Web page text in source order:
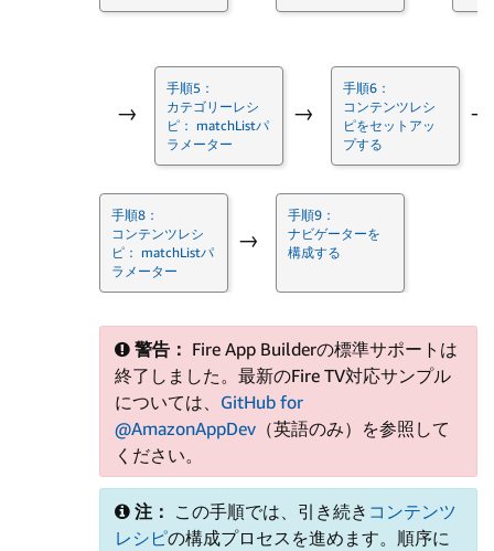
→
手順5：
カテゴリーレシ
ピ： matchListパ
ラメーター
→
手順6：
コンテンツレシ
ピをセットアッ
プする
→
手順8：
コンテンツレシ
ピ： matchListパ
ラメーター
→
手順9：
ナビゲーターを
構成する
警告： Fire App Builderの標準サポートは
終了しました。最新のFire TV対応サンプル
については、 GitHub for
@AmazonAppDev（英語のみ）を参照して
ください。
注： この手順では、引き続き コンテンツ
レシピの構成プロセスを進めます。順序に